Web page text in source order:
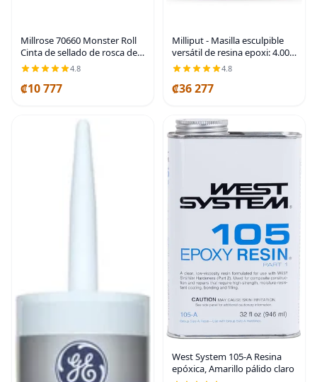
Millrose 70660 Monster Roll
Cinta de sellado de rosca de
PTFE, 1/2 pulgada x 260
pulgadas, azul | Dense blue
PTFE tape seals threaded
4.8
₡10 777
Milliput - Masilla esculpible
versátil de resina epoxi: 4.00
oz: amarillo gris
4.8
₡36 277
West System 105-A Resina
epóxica, Amarillo pálido claro